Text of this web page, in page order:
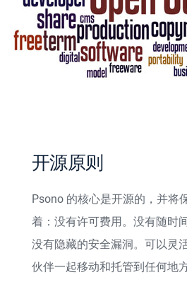
开源原则
Psono 的核心是开源的，并将
着：没有许可费用。没有随时
没有隐藏的安全漏洞。可以灵
伙伴一起移动和托管到任何地